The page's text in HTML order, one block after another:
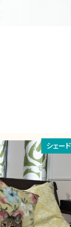
シェード